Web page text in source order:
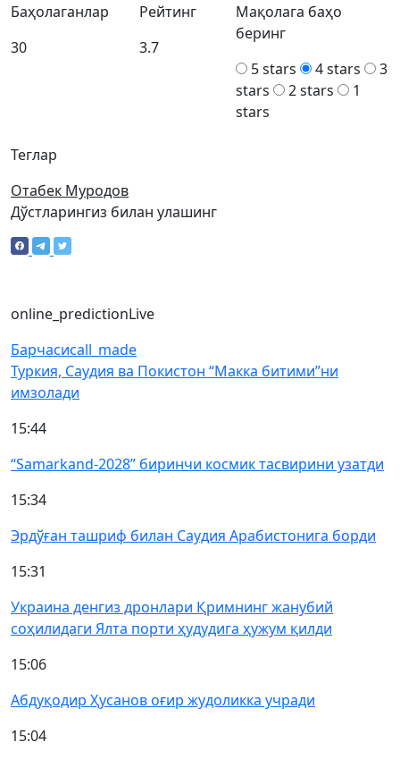
Теглар
Отабек Муродов
Баҳолаганлар
30
Рейтинг
3.7
Мақолага баҳо
беринг
5 stars
4 stars
3
stars
2 stars
1
stars
Дўстларингиз билан улашинг
online_predictionLive
Барчасиcall_made
Туркия, Саудия ва Покистон “Макка битими”ни
имзолади
15:44
“Samarkand-2028” биринчи космик тасвирини узатди
15:34
Эрдўған ташриф билан Саудия Арабистонига борди
15:31
Украина денгиз дронлари Қримнинг жанубий
соҳилидаги Ялта порти ҳудудига ҳужум қилди
15:06
Абдуқодир Ҳусанов оғир жудоликка учради
15:04